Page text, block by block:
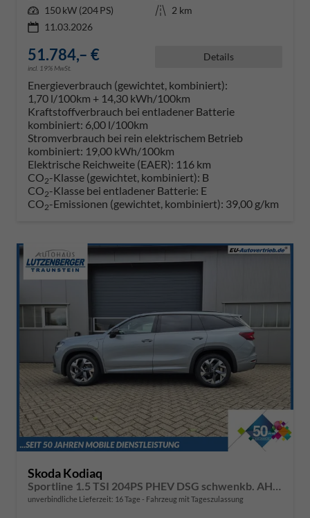
Leistung 150 kW (204 PS) Kilometerstand 2 km
11.03.2026
51.784,– €
incl. 19% MwSt.
Details
Energieverbrauch (gewichtet, kombiniert):
1,70 l/100km + 14,30 kWh/100km
Kraftstoffverbrauch bei entladener Batterie
kombiniert: 6,00 l/100km
Stromverbrauch bei rein elektrischem Betrieb
kombiniert: 19,00 kWh/100km
Elektrische Reichweite (EAER): 116 km
CO2-Klasse (gewichtet, kombiniert): B
CO2-Klasse bei entladener Batterie: E
CO2-Emissionen (gewichtet, kombiniert): 39,00 g/km
Skoda Kodiaq
unverbindliche Lieferzeit: 16 Tage Fahrzeug mit Tageszulassung